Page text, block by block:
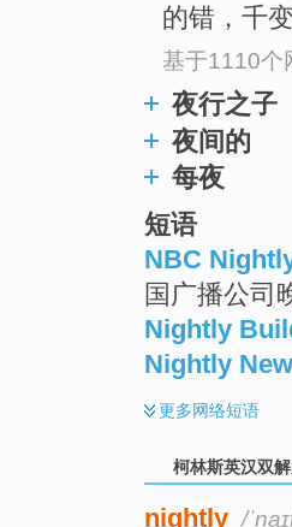
的错，千
基于1110个
夜行之子
夜间的
每夜
短语
NBC
国广播公司
Nightly
Nightly
更多网络短语
柯林斯英汉双
nightly /